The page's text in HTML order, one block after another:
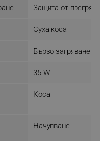
Защита от
Суха коса
Бързо загряване
35 W
Коса
Начупване
позволяват
на уебсайта, като
бисквитки.